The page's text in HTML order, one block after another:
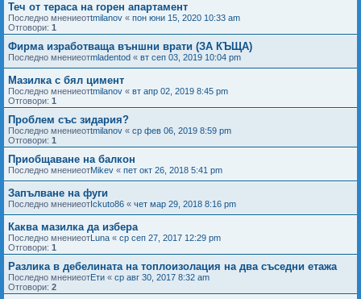
Теч от тераса на горен апартамент
Последно мнениеотtmilanov « пон юни 15, 2020 10:33 am
Отговори: 1
Фирма изработваща външни врати (ЗА КЪЩА)
Последно мнениеотmladentod « вт сеп 03, 2019 10:04 pm
Мазилка с бял цимент
Последно мнениеотtmilanov « вт апр 02, 2019 8:45 pm
Отговори: 1
Проблем със зидария?
Последно мнениеотtmilanov « ср фев 06, 2019 8:59 pm
Отговори: 1
Приобщаване на балкон
Последно мнениеотMikev « пет окт 26, 2018 5:41 pm
Запълване на фуги
Последно мнениеотIckuto86 « чет мар 29, 2018 8:16 pm
Каква мазилка да избера
Последно мнениеотLuna « ср сеп 27, 2017 12:29 pm
Отговори: 1
Разлика в дебелината на топлоизолация на два съседни етажа
Последно мнениеотЕти « ср авг 30, 2017 8:32 am
Отговори: 2